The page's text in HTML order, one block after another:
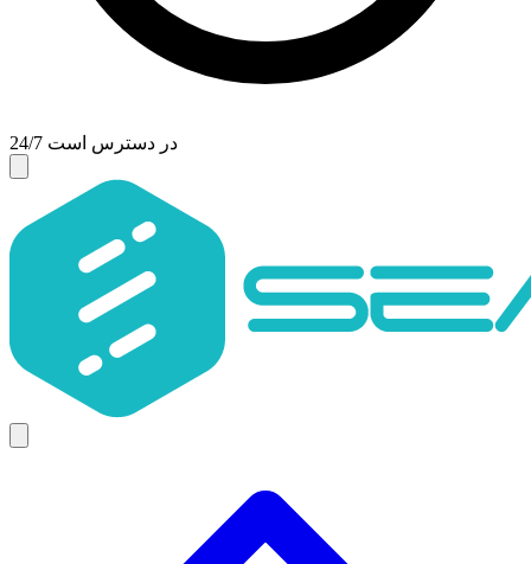
24/7 در دسترس است